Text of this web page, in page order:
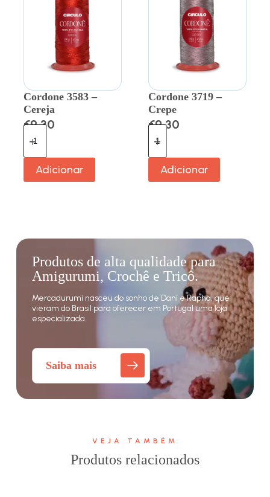
Cordone 3583 –
Cereja
€9.30
Adicionar
Cordone 3719 –
Crepe
€9.30
Adicionar
Produtos de alta qualidade para
Amigurumi, Crochê e Tricô.
Mercadurumi nasceu do sonho de Dani e Rapha, que
vieram do Brasil para oferecer em Portugal uma loja
especializada.
Saiba mais
VEJA TAMBÉM
Produtos relacionados